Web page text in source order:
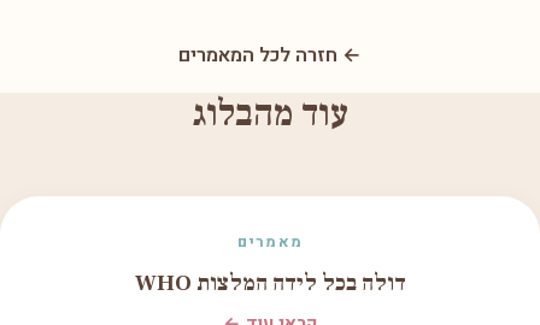
← חזרה לכל המאמרים
עוד מהבלוג
מאמרים
דולה בכל לידה המלצות WHO